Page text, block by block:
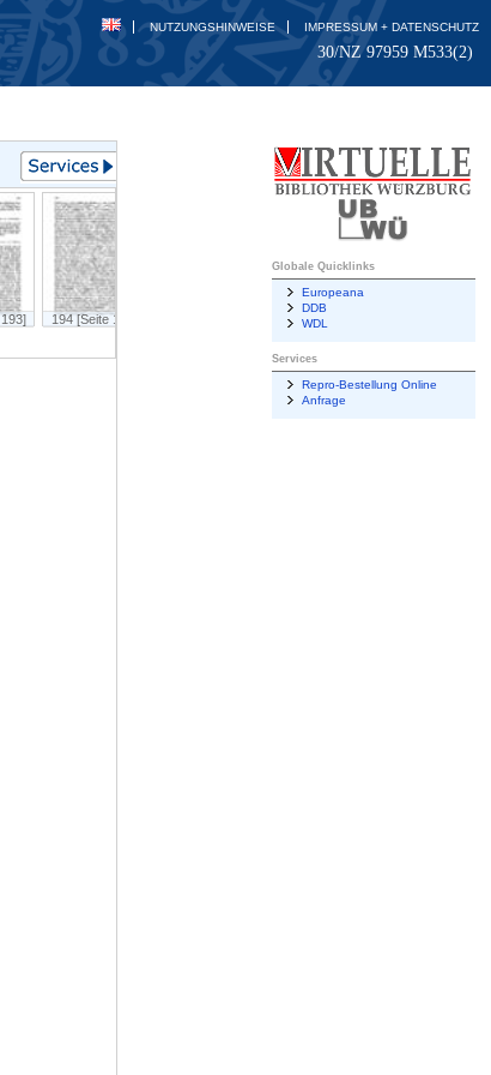
Globale Quicklinks
Europeana
DDB
WDL
Services
Repro-Bestellung Online
Anfrage
194 [Seite 194] 196 [Seite 196]
NUTZUNGSHINWEISE IMPRESSUM + DATENSCHUTZ
30/NZ 97959 M533(2)